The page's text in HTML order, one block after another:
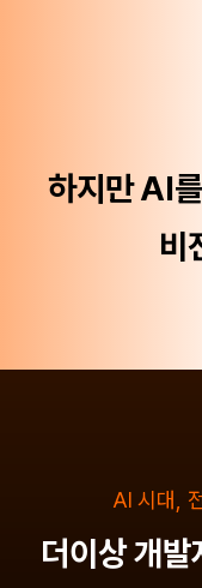
하지만 AI
비
AI 시대,
더이상 개